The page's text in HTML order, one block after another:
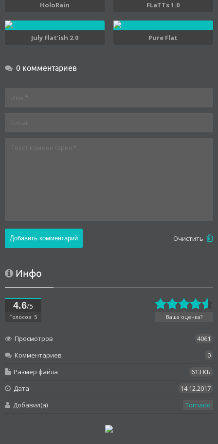
HoloRain FLaTTs 1.0
July Flat'ish 2.0 Pure Flat
0 комментариев
Oчистить
Инфо
4.6/5
Голосов: 5 Ваша оценка?
Просмотров
4061
Комментариев
0
Размер файла
613 КБ
Дата
14.12.2017
Добавил(а)
Tornado